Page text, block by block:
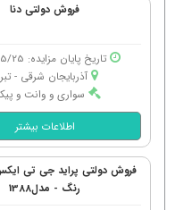
فروش دولتی دنا
تاریخ پایان مزایده: 1405/05/25
آذربایجان شرقی -
سواری و وانت و
اطلاعات بیشتر
فروش دولتی پراید جی تی
رنگ - مدل1388